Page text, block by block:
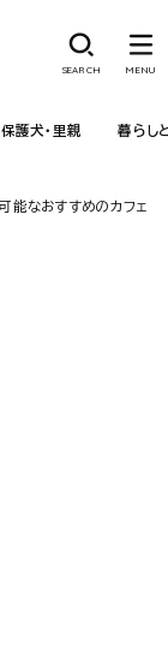
保護犬・里親 暮らし
SEARCH MENU
能なおすすめのカフェ